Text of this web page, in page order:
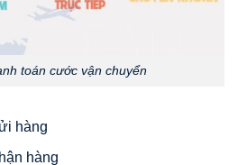
toán cước vận chuyển
hàng
hàng